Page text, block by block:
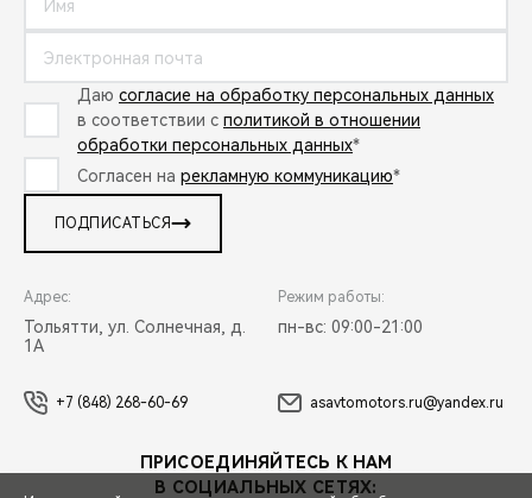
Даю согласие на обработку персональных данных
в соответствии с политикой в отношении
обработки персональных данных*
Согласен на рекламную коммуникацию*
ПОДПИСАТЬСЯ
Адрес:
Тольятти, ул. Солнечная, д.
1А
Режим работы:
пн-вс: 09:00-21:00
+7 (848) 268-60-69 asavtomotors.ru@yandex.ru
ПРИСОЕДИНЯЙТЕСЬ К НАМ
В СОЦИАЛЬНЫХ СЕТЯХ: